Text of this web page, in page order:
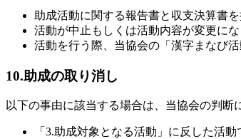
助成活動に関する報告書と収支決算書
活動が中止もしくは活動内容が変更に
活動を行う際、当協会の「漢字まなび
10.助成の取り消し
以下の事由に該当する場合は、当協会の判断
「3.助成対象となる活動」に反した活